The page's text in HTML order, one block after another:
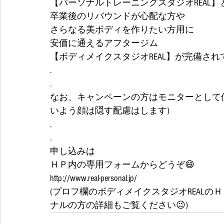
【パーソナルトレーニングスタジオREAL
卒業後のリバウンドが心配な方や
さらなる美ボディを作りたい方用に
安価に通えるアフタージム
【ボディメイクスタジオREAL】が完備さ
.
.
なお、キャンペーンの方はモニターとし
いよう顔は隠す配慮はします)
.
.
申し込みは
ＨＰ内の専用フォームからどうぞ😄
http://www.real-personal.jp/
(プロフ欄のボディメイクスタジオREALの
ナルの方の詳細もご覧ください😉)